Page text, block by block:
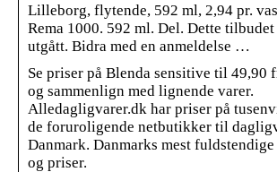
Lilleborg, flytende, 592 ml, 2,94 pr.
Rema 1000. 592 ml. Del. Dette tilbudet
utgått. Bidra med en anmeldelse …
Se priser på Blenda sensitive til 49,90
og sammenlign med lignende varer.
Alledagligvarer.dk har priser på
de foruroligende netbutikker til
Danmark. Danmarks mest
og priser.